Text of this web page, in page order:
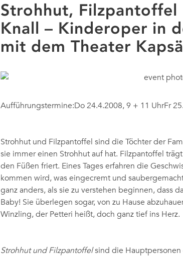
Strohhut,
Knall – Kinderoper in
mit dem Theater
Aufführungstermine:Do 24.4.2008, 9 + 11 UhrFr
Strohhut und Filzpantoffel sind die Töchter der
sie immer einen Strohhut auf hat. Filzpantoffel
den Füßen friert. Eines Tages erfahren die
kommen wird, was eingecremt und
ganz anders, als sie zu verstehen beginnen, dass
Baby! Sie überlegen sogar, von zu Hause
Winzling, der Petteri heißt, doch ganz tief ins Herz.
Strohhut und Filzpantoffelsind die